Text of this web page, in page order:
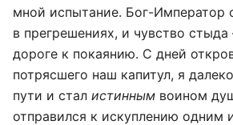
мной испытание. Бог-Император
в прегрешениях, и чувство
дороге к покаянию. С дней
потрясшего наш капитул, я
пути и стал истинным воином
отправился к искуплению одним